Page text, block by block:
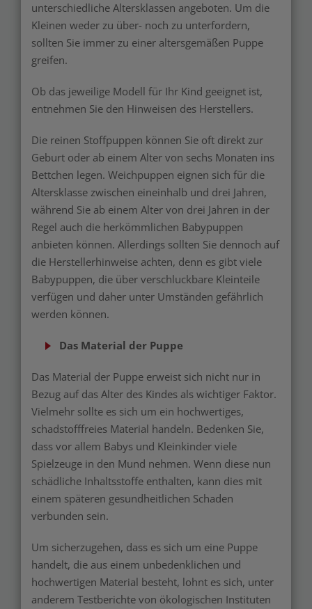
unterschiedliche Altersklassen angeboten. Um die
Kleinen weder zu über- noch zu unterfordern,
sollten Sie immer zu einer altersgemäßen Puppe
greifen.
Ob das jeweilige Modell für Ihr Kind geeignet ist,
entnehmen Sie den Hinweisen des Herstellers.
Die reinen Stoffpuppen können Sie oft direkt zur
Geburt oder ab einem Alter von sechs Monaten ins
Bettchen legen. Weichpuppen eignen sich für die
Altersklasse zwischen eineinhalb und drei Jahren,
während Sie ab einem Alter von drei Jahren in der
Regel auch die herkömmlichen Babypuppen
anbieten können. Allerdings sollten Sie dennoch auf
die Herstellerhinweise achten, denn es gibt viele
Babypuppen, die über verschluckbare Kleinteile
verfügen und daher unter Umständen gefährlich
werden können.
Das Material der Puppe
Das Material der Puppe erweist sich nicht nur in
Bezug auf das Alter des Kindes als wichtiger Faktor.
Vielmehr sollte es sich um ein hochwertiges,
schadstofffreies Material handeln. Bedenken Sie,
dass vor allem Babys und Kleinkinder viele
Spielzeuge in den Mund nehmen. Wenn diese nun
schädliche Inhaltsstoffe enthalten, kann dies mit
einem späteren gesundheitlichen Schaden
verbunden sein.
Um sicherzugehen, dass es sich um eine Puppe
handelt, die aus einem unbedenklichen und
hochwertigen Material besteht, lohnt es sich, unter
anderem Testberichte von ökologischen Instituten